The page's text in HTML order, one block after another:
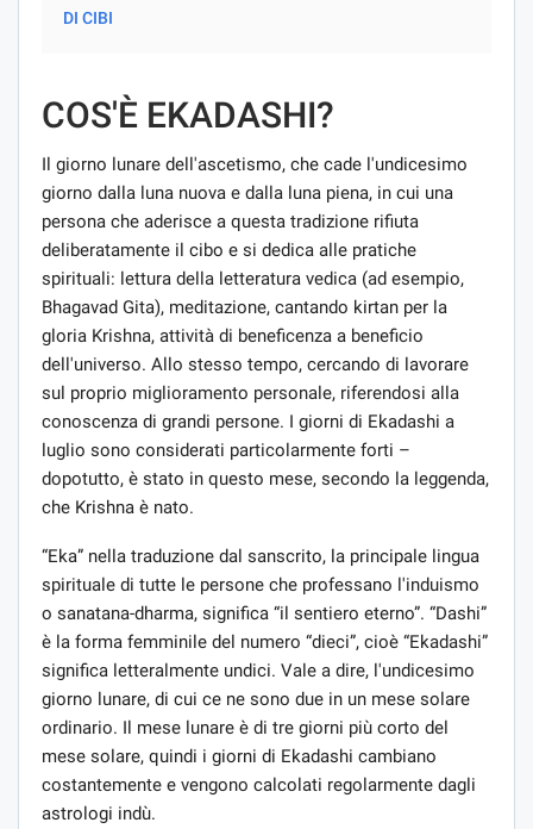
DI CIBI
COS'È EKADASHI?
Il giorno lunare dell'ascetismo, che cade l'undicesimo
giorno dalla luna nuova e dalla luna piena, in cui una
persona che aderisce a questa tradizione rifiuta
deliberatamente il cibo e si dedica alle pratiche
spirituali: lettura della letteratura vedica (ad esempio,
Bhagavad Gita), meditazione, cantando kirtan per la
gloria Krishna, attività di beneficenza a beneficio
dell'universo. Allo stesso tempo, cercando di lavorare
sul proprio miglioramento personale, riferendosi alla
conoscenza di grandi persone. I giorni di Ekadashi a
luglio sono considerati particolarmente forti –
dopotutto, è stato in questo mese, secondo la leggenda,
che Krishna è nato.
“Eka” nella traduzione dal sanscrito, la principale lingua
spirituale di tutte le persone che professano l'induismo
o sanatana-dharma, significa “il sentiero eterno”. “Dashi”
è la forma femminile del numero “dieci”, cioè “Ekadashi”
significa letteralmente undici. Vale a dire, l'undicesimo
giorno lunare, di cui ce ne sono due in un mese solare
ordinario. Il mese lunare è di tre giorni più corto del
mese solare, quindi i giorni di Ekadashi cambiano
costantemente e vengono calcolati regolarmente dagli
astrologi indù.